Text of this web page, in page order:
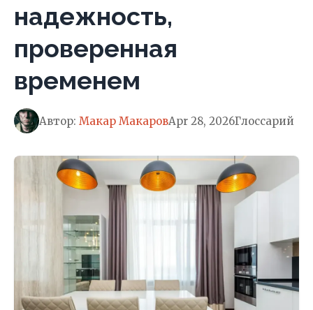
надежность,
проверенная
временем
Автор: Макар МакаровApr 28, 2026Глоссарий